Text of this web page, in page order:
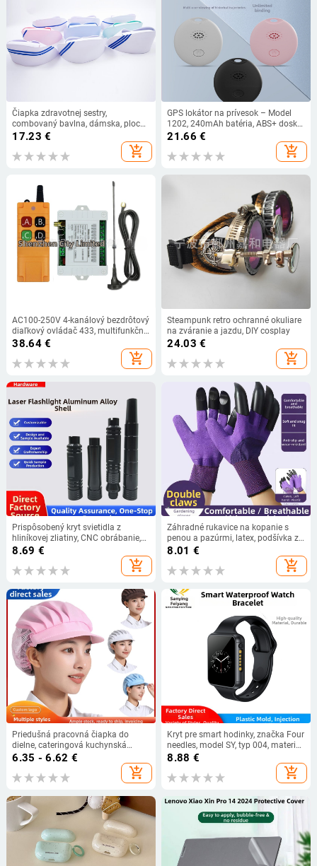
Čiapka zdravotnej sestry,
combovaný bavlna, dámska, plochý
vrch, okraj
17.23 €
add_shopping_cart
GPS lokátor na prívesok – Model
1202, 240mAh batéria, ABS+ doska,
kompatibilný s iOS
21.66 €
add_shopping_cart
AC100-250V 4-kanálový bezdrôtový
diaľkový ovládač 433, multifunkčný
zadný žeriav, diaľkové ovládanie
38.64€
add_shopping_cart
Steampunk retro ochranné okuliare
na zváranie a jazdu, DIY cosplay
24.03 €
add_shopping_cart
Prispôsobený kryt svietidla z
hliníkovej zliatiny, CNC obrábanie,
neseriové diely, presnosť mechaniky
8.69 €
add_shopping_cart
Záhradné rukavice na kopanie s
penou a pazúrmi, latex, podšívka z
nylonu, nepremokavé, odolné voči
8.01 €
add_shopping_cart
Priedušná pracovná čiapka do
dielne, cateringová kuchynská
čiapka, čiapka pre čašníkov,
hygienická potravinárska pánska a
dámska pečená čiapka
6.35 - 6.62 €
add_shopping_cart
Kryt pre smart hodinky, značka Four
needles, model SY, typ 004, materiál
ABS+PC, OEM k dispozícii
8.88 €
add_shopping_cart